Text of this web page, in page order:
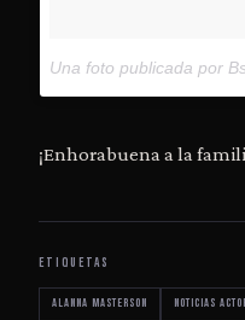
Una foto publicada por
¡Enhorabuena a la
ETIQUETAS
Alanna Masterson noticias